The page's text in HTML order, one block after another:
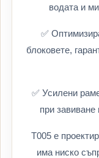
водата и
✅
блоковете,
✅ Усилени
при завиване
T005 е
има ниско